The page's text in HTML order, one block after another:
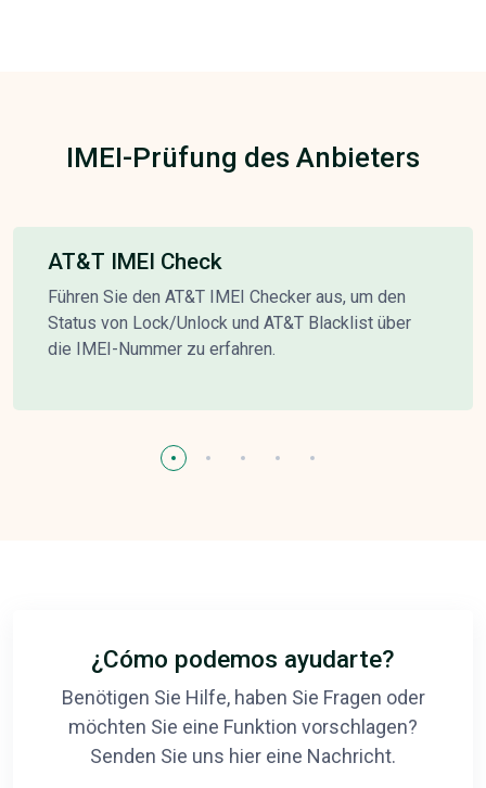
IMEI-Prüfung des Anbieters
AT&T IMEI Check
Führen Sie den AT&T IMEI Checker aus, um den
Status von Lock/Unlock und AT&T Blacklist über
die IMEI-Nummer zu erfahren.
¿Cómo podemos ayudarte?
Benötigen Sie Hilfe, haben Sie Fragen oder
möchten Sie eine Funktion vorschlagen?
Senden Sie uns hier eine Nachricht.